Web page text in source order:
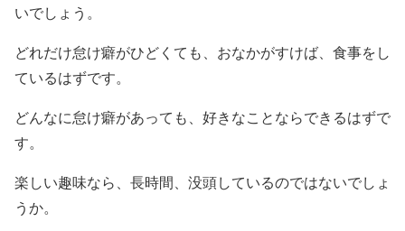
いでしょう。
どれだけ怠け癖がひどくても、おなかがすけば、食事をし
ているはずです。
どんなに怠け癖があっても、好きなことならできるはずで
す。
楽しい趣味なら、長時間、没頭しているのではないでしょ
うか。